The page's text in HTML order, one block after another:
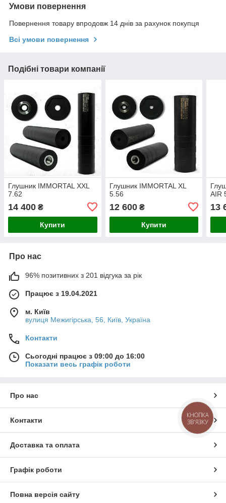
Умови повернення
Повернення товару впродовж 14 днів за рахунок покупця
Всі умови повернення
Подібні товари компанії
Глушник IMMORTAL XXL
7.62
14 400 ₴
Купити
Глушник IMMORTAL XL
5.56
12 600₴
Купити
AIR
13
Про нас
96% позитивних з 201 відгука за рік
Працює з 19.04.2021
м. Київ
вулиця Межигірська, 56, Київ, Україна
Контакти
Сьогодні працює з 09:00 до 16:00
Показати весь графік роботи
Про нас
Контакти
Доставка та оплата
Графік роботи
Повна версія сайту
КНОПКА
ЗВ'ЯЗКУ